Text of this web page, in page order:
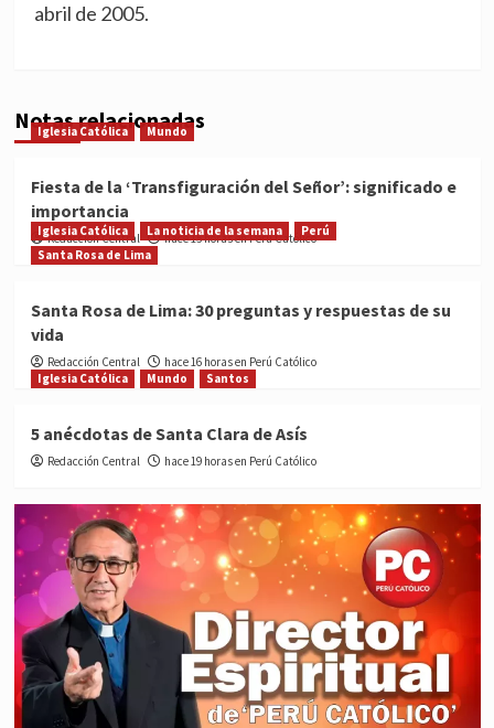
abril de 2005.
Notas relacionadas
Iglesia Católica Mundo
Fiesta de la ‘Transfiguración del Señor’: significado e
importancia
Redacción Central hace 15 horas en Perú Católico
Iglesia Católica La noticia de la semana
Perú
Santa Rosa de Lima
Santa Rosa de Lima: 30 preguntas y respuestas de su
vida
Redacción Central
hace 16 horas en Perú Católico
Iglesia Católica
Mundo Santos
5 anécdotas de Santa Clara de Asís
Redacción Central hace 19 horas en Perú Católico